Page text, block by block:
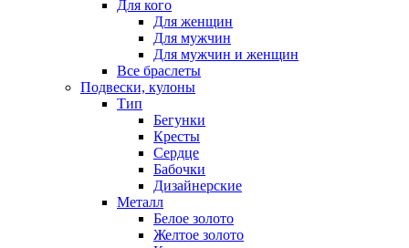
Для кого
Для женщин
Для мужчин
Для мужчин и женщин
Все браслеты
Подвески, кулоны
Тип
Бегунки
Кресты
Сердце
Бабочки
Дизайнерские
Металл
Белое золото
Желтое золото